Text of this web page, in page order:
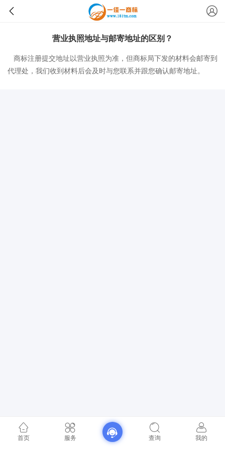
营业执照地址与邮寄地址的区别？
商标注册提交地址以营业执照为准，但商标局下发的材料会邮寄到
代理处，我们收到材料后会及时与您联系并跟您确认邮寄地址。
首页 服务 查询 我的